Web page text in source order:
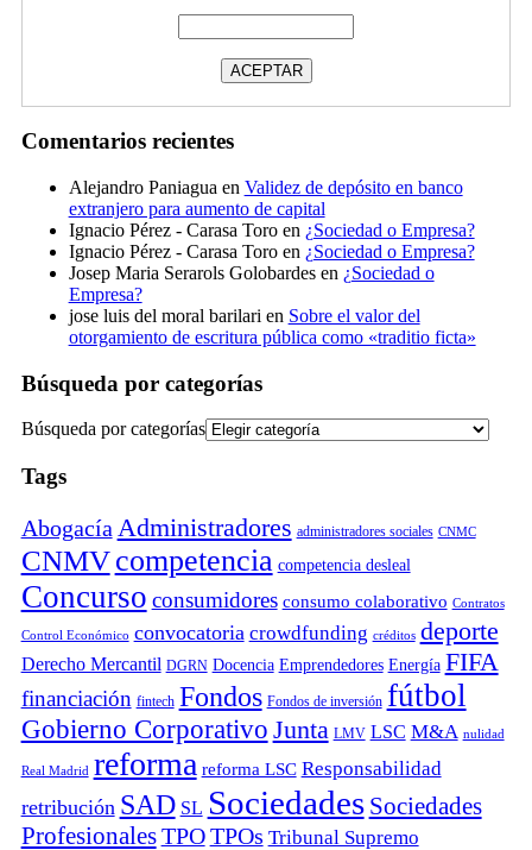
Comentarios recientes
Alejandro Paniagua en Validez de depósito en banco
extranjero para aumento de capital
Ignacio Pérez - Carasa Toroen ¿Sociedad o Empresa?
Ignacio Pérez - Carasa Toroen ¿Sociedad o Empresa?
Josep Maria Serarols Golobardesen ¿Sociedad o
Empresa?
jose luis del moral barilari en Sobre el valor del
otorgamiento de escritura pública como «traditio ficta»
Búsqueda por categorías
Búsqueda por categorías
Tags
Abogacía Administradores administradores sociales CNMC
CNMV competencia competencia desleal
Concurso consumidores consumo colaborativo Contratos
Control Económico convocatoria crowdfunding créditos deporte
Derecho Mercantil DGRN Docencia Emprendedores Energía FIFA
financiación fintech Fondos Fondos de inversión fútbol
Gobierno Corporativo Junta LMV LSC M&A nulidad
Real Madrid reforma reforma LSC Responsabilidad
retribución SAD SL Sociedades Sociedades
Profesionales TPO TPOs Tribunal Supremo